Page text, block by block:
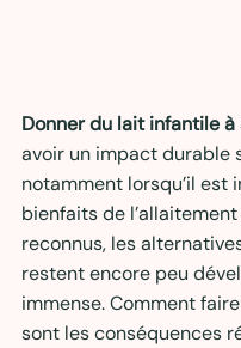
Donner du lait infantile
avoir un impact durable
notamment lorsqu’il
bienfaits de
reconnus, les
restent encore peu
immense. Comment
sont les conséquences